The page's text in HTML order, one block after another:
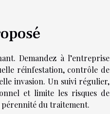
Demandez à l’entreprise
réinfestation, contrôle de
invasion. Un suivi régulier,
et limite les risques de
pérennité du traitement.